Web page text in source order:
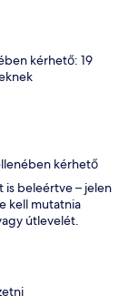
kérhető: 19
kérhető
beleértve – jelen
kell mutatnia
útlevelét.